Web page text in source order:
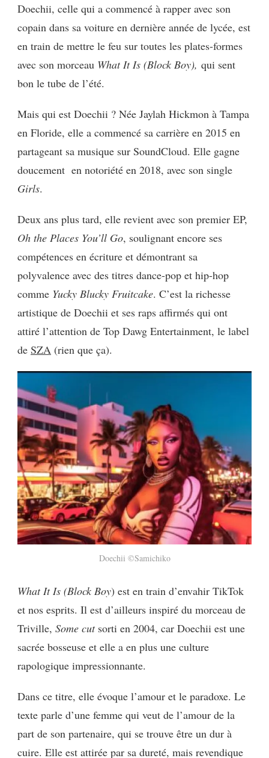
:
WHAT
IS
(BLOCK
BLACK
Doechii, celle qui a commencé à rapper avec son
copain dans sa voiture en dernière année de lycée, est
en train de mettre le feu sur toutes les plates-formes
avec son morceau What It Is (Block Boy), qui sent
bon le tube de l’été.
Mais qui est Doechii ? Née Jaylah Hickmon à Tampa
en Floride, elle a commencé sa carrière en 2015 en
partageant sa musique sur SoundCloud. Elle gagne
doucement en notoriété en 2018, avec son single
Girls.
Deux ans plus tard, elle revient avec son premier EP,
Oh the Places You’ll Go, soulignant encore ses
compétences en écriture et démontrant sa
polyvalence avec des titres dance-pop et hip-hop
comme Yucky Blucky Fruitcake. C’est la richesse
artistique de Doechii et ses raps affirmés qui ont
attiré l’attention de Top Dawg Entertainment, le label
de SZA (rien que ça).
Doechii ©Samichiko
What It Is (Block Boy) est en train d’envahir TikTok
et nos esprits. Il est d’ailleurs inspiré du morceau de
Triville, Some cutsorti en 2004, car Doechii est une
sacrée bosseuse et elle a en plus une culture
rapologique impressionnante.
Dans ce titre, elle évoque l’amour et le paradoxe. Le
texte parle d’une femme qui veut de l’amour de la
part de son partenaire, qui se trouve être un dur à
cuire. Elle est attirée par sa dureté, mais revendique